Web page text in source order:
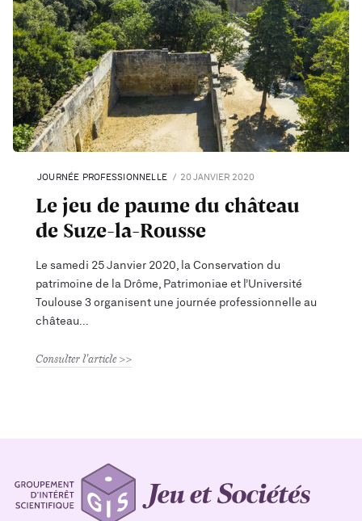
JOURNÉE PROFESSIONNELLE 20 JANVIER 2020
Le jeu de paume du château
de Suze-la-Rousse
Le samedi 25 Janvier 2020, la Conservation du
patrimoine de la Drôme, Patrimoniae et l’Université
Toulouse 3 organisent une journée professionnelle au
château
Consulter l'article